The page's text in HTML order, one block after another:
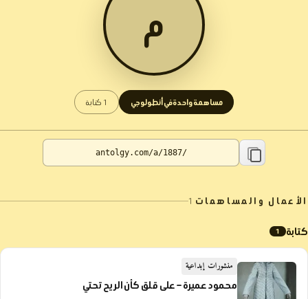
م
مساهمة واحدة في أنطولوجي 1 كتابة
الأعمال والمساهمات 1
كتابة 1
منشورات إبداعية
محمود عميرة – على قلق كأن الريح تحتي